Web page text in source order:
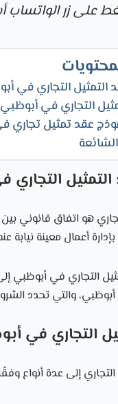
على زر
التمثيل التجاري في
التجاري في أبوظبي
عقد تمثيل تجاري
هو اتفاق قانوني
أعمال معينة نيابة
التجاري في أبوظبي إلى
والتي تحدد
التجاري في
إلى عدة أنواع